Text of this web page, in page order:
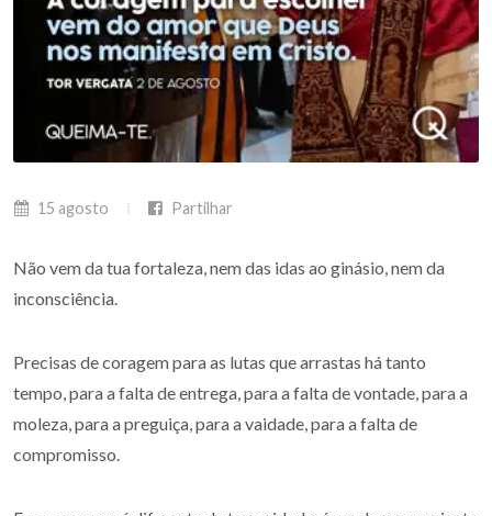
15 agosto Partilhar
Não vem da tua fortaleza, nem das idas ao ginásio, nem da
inconsciência.
Precisas de coragem para as lutas que arrastas há tanto
tempo, para a falta de entrega, para a falta de vontade, para a
moleza, para a preguiça, para a vaidade, para a falta de
compromisso.